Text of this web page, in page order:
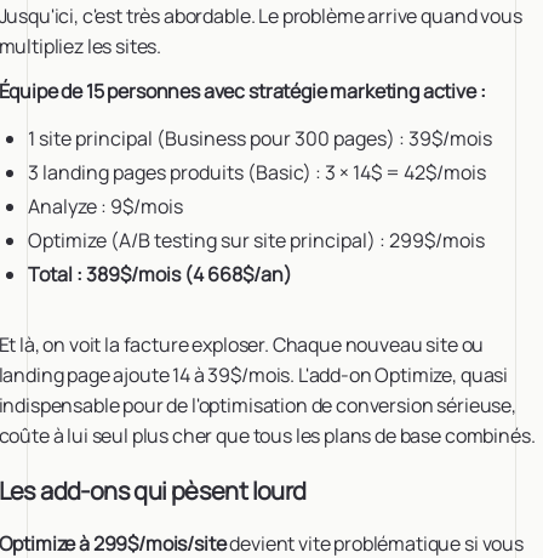
c'est très abordable. Le problème arrive quand vous
les sites.
de 15 personnes avec stratégie marketing active :
1 site principal (Business pour 300 pages) : 39$/mois
3 landing pages produits (Basic) : 3 × 14$ = 42$/mois
Analyze : 9$/mois
Optimize (A/B testing sur site principal) : 299$/mois
Total : 389$/mois (4 668$/an)
là, on voit la facture exploser. Chaque nouveau site ou
page ajoute 14 à 39$/mois. L'add-on Optimize, quasi
pour de l'optimisation de conversion sérieuse,
à lui seul plus cher que tous les plans de base combinés.
add-ons qui pèsent lourd
à 299$/mois/sitedevient vite problématique si vous